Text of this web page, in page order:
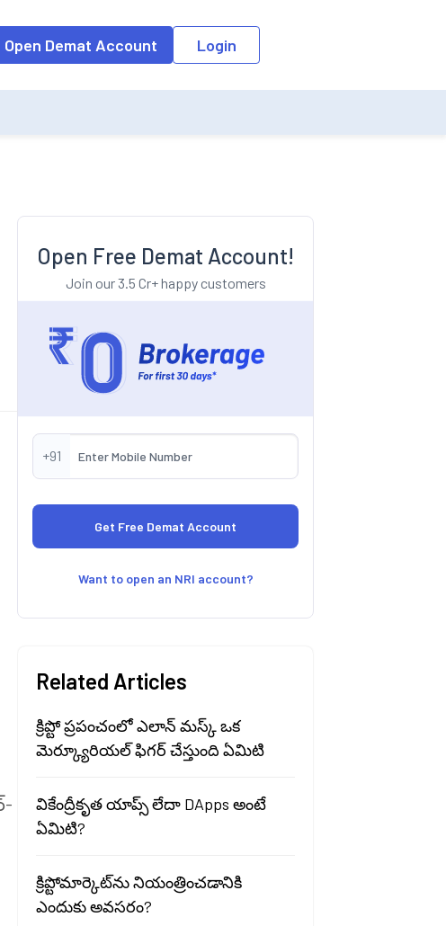
into the input field, the suggestion list will be updated as per the
Open Demat Account Login
Open Free Demat Account!
Join our 3.5 Cr+ happy customers
+91
Want to open an NRI account?
Related Articles
క్రిప్టో ప్రపంచంలో ఎలాన్ మస్క్ ఒక
మెర్క్యూరియల్ ఫిగర్ చేస్తుంది ఏమిటి
వికేంద్రీకృత యాప్స్ లేదా DApps అంటే
ఏమిటి?
క్రిప్టోమార్కెట్‌ను నియంత్రించడానికి
ఎందుకు అవసరం?